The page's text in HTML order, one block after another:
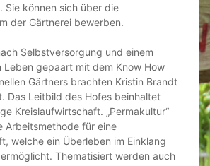
Sie können sich über die
der Gärtnerei bewerben.
Selbstversorgung und einem
Leben gepaart mit dem Know How
Gärtners brachten Kristin Brandt
Das Leitbild des Hofes beinhaltet
Kreislaufwirtschaft. „Permakultur“
Arbeitsmethode für eine
welche ein Überleben im Einklang
Thematisiert werden auch